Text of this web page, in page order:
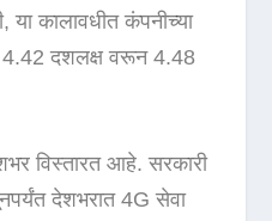
कालावधीत कंपनीच्या
4.42 दशलक्ष वरून 4.48
विस्तारत आहे. सरकारी
देशभरात 4G सेवा